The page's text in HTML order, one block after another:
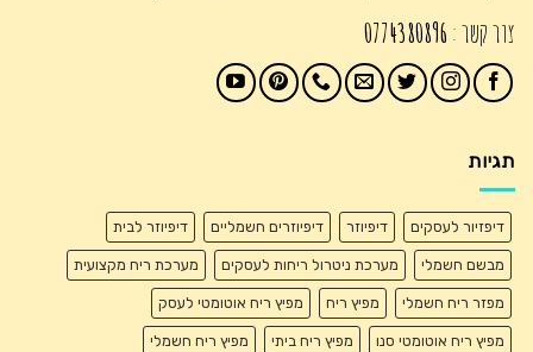
צור קשר : 0774380896
תגיות
דיפזיור לעסקים דיפיוזר דיפיוזרים חשמליים דיפיוזר לבית
מבשם חשמלי מערכת ניטרול ריחות לעסקים מערכת ריח מקצועית
מפזר ריח חשמלי מפיץ ריח מפיץ ריח אוטומטי לעסק
מפיץ ריח אוטומטי סנו מפיץ ריח ביתי מפיץ ריח חשמלי